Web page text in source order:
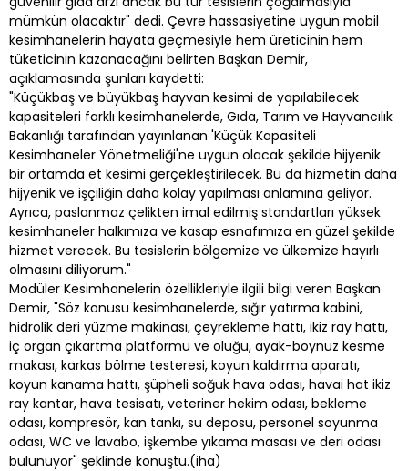
mümkün olacaktır" dedi. Çevre hassasiyetine uygun mobil
kesimhanelerin hayata geçmesiyle hem üreticinin hem
tüketicinin kazanacağını belirten Başkan Demir,
açıklamasında şunları kaydetti:
"Küçükbaş ve büyükbaş hayvan kesimi de yapılabilecek
kapasiteleri farklı kesimhanelerde, Gıda, Tarım ve Hayvancılık
Bakanlığı tarafından yayınlanan 'Küçük Kapasiteli
Kesimhaneler Yönetmeliği'ne uygun olacak şekilde hijyenik
bir ortamda et kesimi gerçekleştirilecek. Bu da hizmetin daha
hijyenik ve işçiliğin daha kolay yapılması anlamına geliyor.
Ayrıca, paslanmaz çelikten imal edilmiş standartları yüksek
kesimhaneler halkımıza ve kasap esnafımıza en güzel şekilde
hizmet verecek. Bu tesislerin bölgemize ve ülkemize hayırlı
olmasını diliyorum."
Modüler Kesimhanelerin özellikleriyle ilgili bilgi veren Başkan
Demir, "Söz konusu kesimhanelerde, sığır yatırma kabini,
hidrolik deri yüzme makinası, çeyrekleme hattı, ikiz ray hattı,
iç organ çıkartma platformu ve oluğu, ayak-boynuz kesme
makası, karkas bölme testeresi, koyun kaldırma aparatı,
koyun kanama hattı, şüpheli soğuk hava odası, havai hat ikiz
ray kantar, hava tesisatı, veteriner hekim odası, bekleme
odası, kompresör, kan tankı, su deposu, personel soyunma
odası, WC ve lavabo, işkembe yıkama masası ve deri odası
bulunuyor" şeklinde konuştu.(iha)